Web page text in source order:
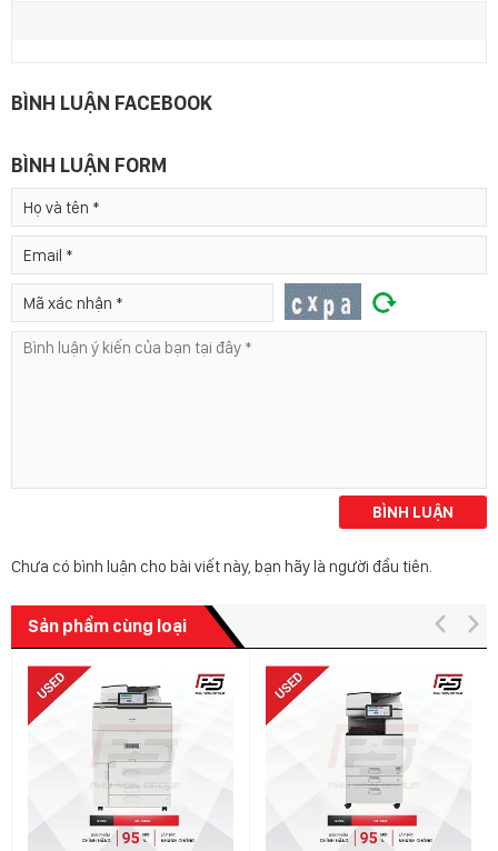
BÌNH LUẬN FACEBOOK
BÌNH LUẬN FORM
BÌNH LUẬN
Chưa có bình luận cho bài viết này, bạn hãy là người đầu tiên.
Sản phẩm cùng loại